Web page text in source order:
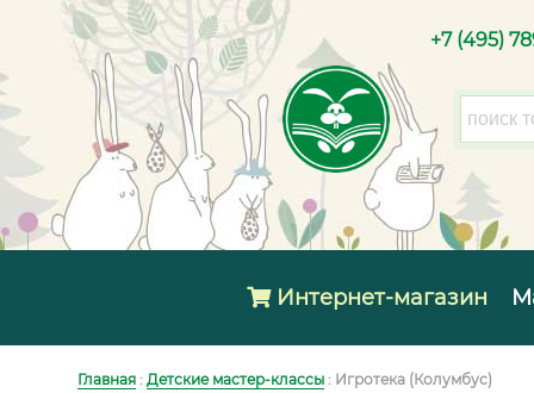
+7 (495)
Интернет-магазин
Главная : Детские мастер-классы : Игротека (Колумбус)